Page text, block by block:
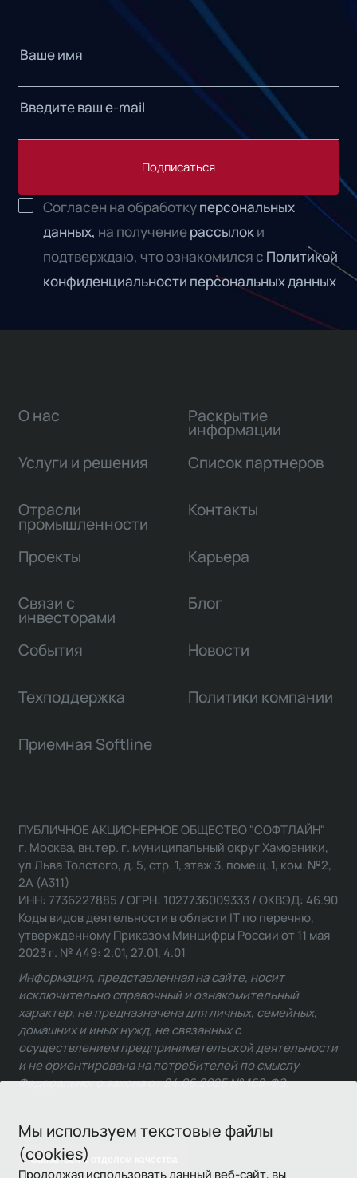
Подписаться
Согласен на обработкуперсональных
данных, на получениерассылоки
подтверждаю, что ознакомился с Политикой
конфиденциальности персональных данных
Мы используем текстовые файлы
(cookies)
Продолжая использовать данный веб-сайт, вы
О нас
Услуги и решения
Отрасли
промышленности
Проекты
Связи с
инвесторами
Раскрытие
информации
Список партнеров
Контакты
Карьера
Блог
События Новости
Техподдержка Политики компании
Приемная Softline
Связаться с отделом качества
ПУБЛИЧНОЕ АКЦИОНЕРНОЕ ОБЩЕСТВО "СОФТЛАЙН"
г. Москва, вн.тер. г. муниципальный округ Хамовники,
ул Льва Толстого, д. 5, стр. 1, этаж 3, помещ. 1, ком. №2,
2А (А311)
ИНН: 7736227885 / ОГРН: 1027736009333 / ОКВЭД: 46.90
Коды видов деятельности в области IT по перечню,
утвержденному Приказом Минцифры России от 11 мая
2023 г. № 449: 2.01, 27.01, 4.01
Информация, представленная на сайте, носит
исключительно справочный и ознакомительный
характер, не предназначена для личных, семейных,
домашних и иных нужд, не связанных с
осуществлением предпринимательской деятельности
и не ориентирована на потребителей по смыслу
Федерального закона от 24.06.2025 № 168-ФЗ.